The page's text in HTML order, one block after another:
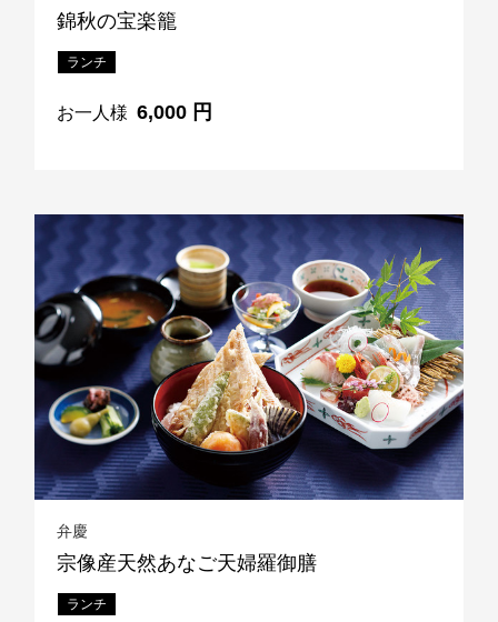
錦秋の宝楽籠
ランチ
お一人様 6,000 円
弁慶
宗像産天然あなご天婦羅御膳
ランチ
個室やレストランご利用で、ご不明な点がございましたらお
気軽にご相談下さい。
TEL 092-482-1111